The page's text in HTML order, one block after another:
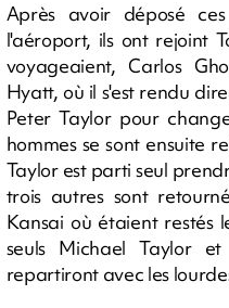
Après avoir déposé
l'aéroport, ils ont rejoint
voyageaient, Carlos
Hyatt, où il s'est rendu
Peter Taylor pour
hommes se sont ensuite
Taylor est parti seul
trois autres sont
Kansai où étaient restés
seuls Michael Taylor
repartiront avec les